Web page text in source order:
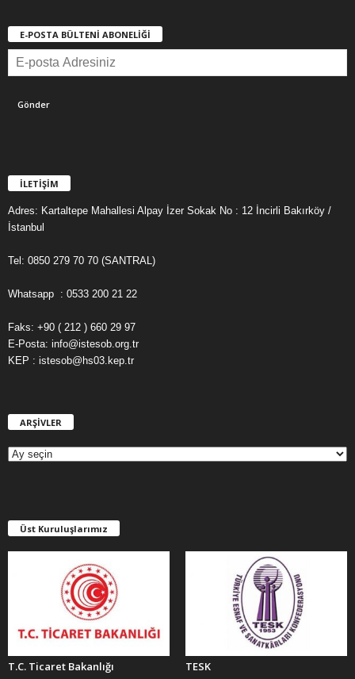
E-POSTA BÜLTENİ ABONELİĞİ
İLETİŞİM
Adres: Kartaltepe Mahallesi Alpay İzer Sokak No : 12 İncirli Bakırköy /
İstanbul
Tel: 0850 279 70 70 (SANTRAL)
Whatsapp : 0533 200 21 22
Faks: +90 ( 212 ) 660 29 97
E-Posta: info@istesob.org.tr
KEP : istesob@hs03.kep.tr
ARŞİVLER
E
R
Üst Kuruluşlarımız
T.C. Ticaret Bakanlığı TESK